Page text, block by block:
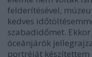
felderítésével,
kedves
szabadidőmet. Ekkor
óceánjárók
portréját